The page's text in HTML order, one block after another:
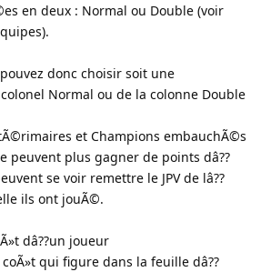
en deux : Normal ou Double (voir
donc choisir soit une
Normal ou de la colonne Double
et Champions embauchÃ©s
peuvent plus gagner de points dâ??
se voir remettre le JPV de lâ??
ils ont jouÃ©.
dâ??un joueur
qui figure dans la feuille dâ??